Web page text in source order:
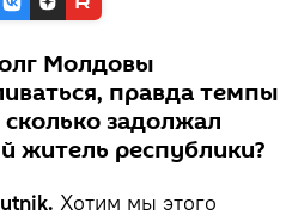
Молдовы
правда темпы
задолжал
житель республики?
Хотим мы этого